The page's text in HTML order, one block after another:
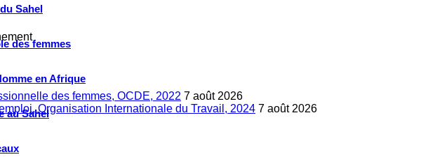
Sahel
des femmes
en Afrique
au Sahel
des femmes, OCDE, 2022 7 août 2026
Organisation Internationale du Travail, 2024 7 août 2026